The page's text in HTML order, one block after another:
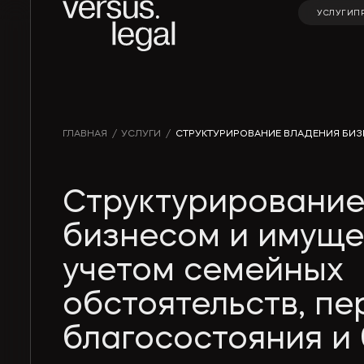
УСЛУГИ
Интеллектуальная
Архитектура
и проектированиеправо и M&A
Частные
Экологическое
право
Финансовое
банковское
право
ГЛАВНАЯ / УСЛУГИ / СТРУКТУРИРОВАНИЕ ВЛАДЕНИЯ
бизнесом и
учетом семейных
обстоятельств,
благосостояния и